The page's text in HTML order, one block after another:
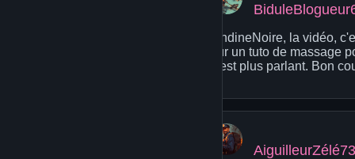
OndineNoire, la vidéo,
sur un tuto de massage
c'est plus parlant. Bon
AiguilleurZélé73